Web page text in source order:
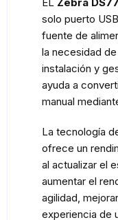
EL Zebra
solo puerto
fuente de
la necesidad
instalación y
ayuda a
manual
La tecnología
ofrece un
al actualizar el
aumentar el
agilidad,
experiencia de